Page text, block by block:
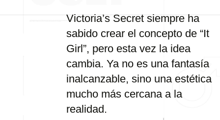
Victoria’s Secret siempre ha
sabido crear el concepto de “It
Girl”, pero esta vez la idea
cambia. Ya no es una fantasía
inalcanzable, sino una estética
mucho más cercana a la
realidad.